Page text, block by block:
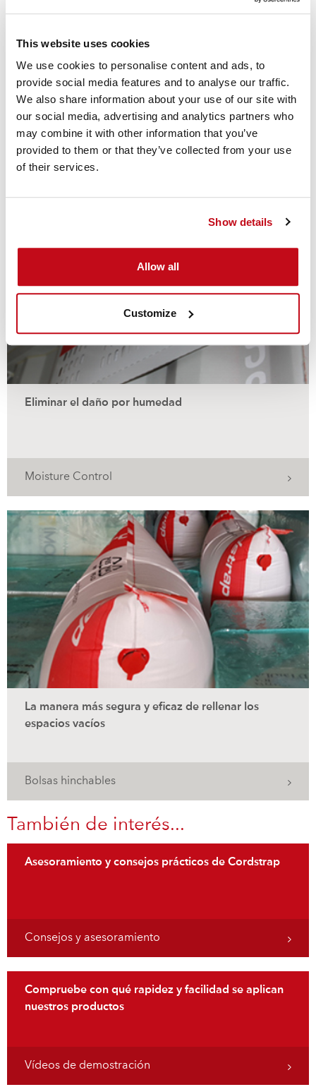
This website uses cookies
We use cookies to personalise content and ads, to
provide social media features and to analyse our traffic.
We also share information about your use of our site with
our social media, advertising and analytics partners who
may combine it with other information that you’ve
provided to them or that they’ve collected from your use
of their services.
Show details
Allow all
Customize
Una forma rápida y segura de asegurar las cargas
Sistemas de trincaje
Eliminar el daño por humedad
Moisture Control
La manera más segura y eficaz de rellenar los
espacios vacíos
Bolsas hinchables
También de interés...
Asesoramiento y consejos prácticos de Cordstrap
Consejos y asesoramiento
Compruebe con qué rapidez y facilidad se aplican
nuestros productos
Vídeos de demostración